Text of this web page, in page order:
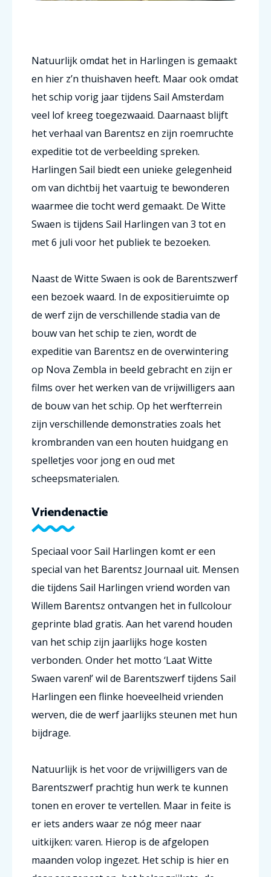
Natuurlijk omdat het in Harlingen is gemaakt
en hier z’n thuishaven heeft. Maar ook omdat
het schip vorig jaar tijdens Sail Amsterdam
veel lof kreeg toegezwaaid. Daarnaast blijft
het verhaal van Barentsz en zijn roemruchte
expeditie tot de verbeelding spreken.
Harlingen Sail biedt een unieke gelegenheid
om van dichtbij het vaartuig te bewonderen
waarmee die tocht werd gemaakt. De Witte
Swaen is tijdens Sail Harlingen van 3 tot en
met 6 juli voor het publiek te bezoeken.
Naast de Witte Swaen is ook de Barentszwerf
een bezoek waard. In de expositieruimte op
de werf zijn de verschillende stadia van de
bouw van het schip te zien, wordt de
expeditie van Barentsz en de overwintering
op Nova Zembla in beeld gebracht en zijn er
films over het werken van de vrijwilligers aan
de bouw van het schip. Op het werfterrein
zijn verschillende demonstraties zoals het
krombranden van een houten huidgang en
spelletjes voor jong en oud met
scheepsmaterialen.
Vriendenactie
Speciaal voor Sail Harlingen komt er een
special van het Barentsz Journaal uit. Mensen
die tijdens Sail Harlingen vriend worden van
Willem Barentsz ontvangen het in fullcolour
geprinte blad gratis. Aan het varend houden
van het schip zijn jaarlijks hoge kosten
verbonden. Onder het motto ‘Laat Witte
Swaen varen!’ wil de Barentszwerf tijdens Sail
Harlingen een flinke hoeveelheid vrienden
werven, die de werf jaarlijks steunen met hun
bijdrage.
Natuurlijk is het voor de vrijwilligers van de
Barentszwerf prachtig hun werk te kunnen
tonen en erover te vertellen. Maar in feite is
er iets anders waar ze nóg meer naar
uitkijken: varen. Hierop is de afgelopen
maanden volop ingezet. Het schip is hier en